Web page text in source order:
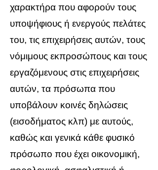
χαρακτήρα που αφορούν τους
υποψήφιους ή ενεργούς πελάτες
του, τις επιχειρήσεις αυτών, τους
νόμιμους εκπροσώπους και τους
εργαζόμενους στις επιχειρήσεις
αυτών, τα πρόσωπα που
υποβάλουν κοινές δηλώσεις
(εισοδήματος κλπ) με αυτούς,
καθώς και γενικά κάθε φυσικό
πρόσωπο που έχει οικονομική,